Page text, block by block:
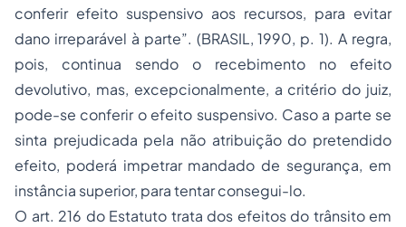
conferir efeito suspensivo aos recursos, para evitar
dano irreparável à parte”. (BRASIL, 1990, p. 1). A regra,
pois, continua sendo o recebimento no efeito
devolutivo, mas, excepcionalmente, a critério do juiz,
pode-se conferir o efeito suspensivo. Caso a parte se
sinta prejudicada pela não atribuição do pretendido
efeito, poderá impetrar mandado de segurança, em
instância superior, para tentar consegui-lo.
O art. 216 do Estatuto trata dos efeitos do trânsito em